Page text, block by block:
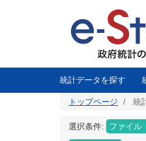
に
統計データを探す
トップページ 統
選択条件: ファイル